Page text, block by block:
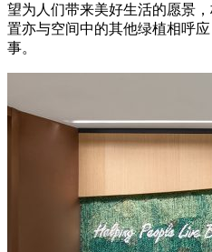
望为人们带来美好生活的愿景
置亦与空间中的其他绿植相呼
事。